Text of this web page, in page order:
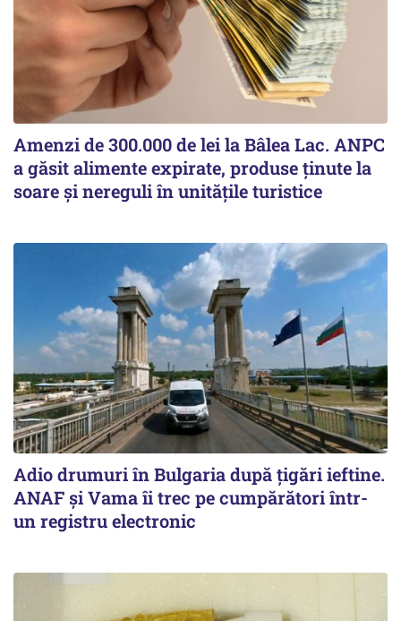
Amenzi de 300.000 de lei la Bâlea Lac. ANPC
a găsit alimente expirate, produse ținute la
soare și nereguli în unitățile turistice
Adio drumuri în Bulgaria după țigări ieftine.
ANAF și Vama îi trec pe cumpărători într-
un registru electronic